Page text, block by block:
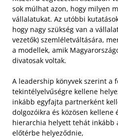
sok múlhat azon, hogy milyen
vállalatukat. Az utóbbi
hogy nagy szükség van a
vezetők) szemléletváltására,
a modellek, amik
divatosak voltak.
A leadership könyvek szerint a
tekintélyelvűségre kellene
inkább egyfajta partnerként
dolgozóikra és közösen
hierarchia helyett tehát inkább
előtérbe helyeződnie,